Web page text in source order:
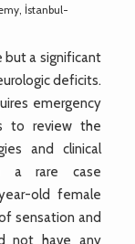
İstanbul-
but a significant
deficits.
emergency
to review the
and clinical
a rare case
old female
sensation and
not have any